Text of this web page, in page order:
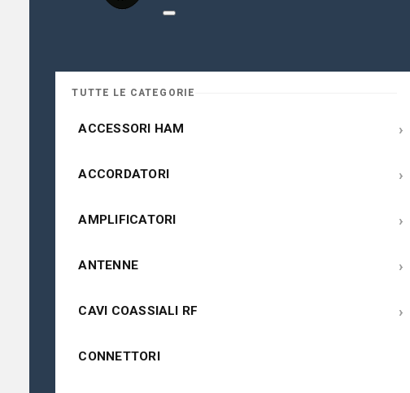
TUTTE LE CATEGORIE
ACCESSORI HAM ›
ACCORDATORI ›
AMPLIFICATORI ›
ANTENNE ›
CAVI COASSIALI RF ›
CONNETTORI